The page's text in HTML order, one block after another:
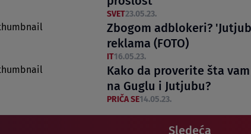
SVET23.05.23.
Zbogom adblokeri?
reklama (FOTO)
IT16.05.23.
Kako da proverite šta
na Guglu i Jutjubu?
PRIČA SE14.05.23.
Sledeća